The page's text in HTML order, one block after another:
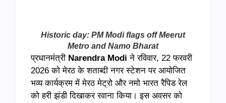
Historic day: PM Modi flags off Meerut
Metro and Namo Bharat
प्रधानमंत्री Narendra Modi ने रविवार, 22 फरवरी
2026 को मेरठ के शताब्दी नगर स्टेशन पर आयोजित
भव्य कार्यक्रम में मेरठ मेट्रो और नमो भारत रैपिड रेल
को हरी झंडी दिखाकर रवाना किया। इस अवसर को